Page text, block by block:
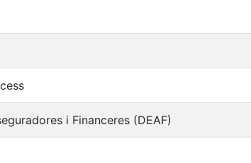
i Financeres (DEAF)